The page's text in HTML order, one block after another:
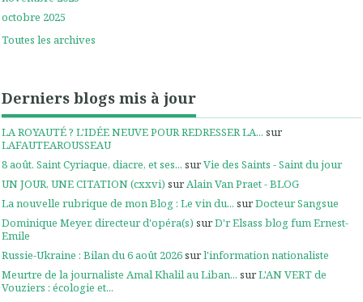
octobre 2025
Toutes les archives
Derniers blogs mis à jour
LA ROYAUTÉ ? L'IDÉE NEUVE POUR REDRESSER LA... sur
LAFAUTEAROUSSEAU
8 août. Saint Cyriaque, diacre, et ses... surVie des Saints - Saint du jour
UN JOUR, UNE CITATION (cxxvi) surAlain Van Praet - BLOG
La nouvelle rubrique de mon Blog : Le vin du... surDocteur Sangsue
Dominique Meyer, directeur d'opéra(s) surD'r Elsass blog fum Ernest-
Emile
Russie-Ukraine : Bilan du 6 août 2026surl'information nationaliste
Meurtre de la journaliste Amal Khalil au Liban... surL'AN VERT de
Vouziers : écologie et...